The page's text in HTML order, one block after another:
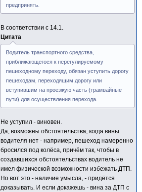
предпринять.
В соответствии с 14.1.
Цитата
Водитель транспортного средства,
приближающегося к нерегулируемому
пешеходному переходу, обязан уступить дорогу
пешеходам, переходящим дорогу или
вступившим на проезжую часть (трамвайные
пути) для осуществления перехода.
Не уступил - виновен.
Да, возможны обстоятельства, когда вины
водителя нет - например, пешеход намеренно
бросился под колёса, причём так, чтобы в
создавшихся обстоятельствах водитель не
имел физической возможности избежать ДТП.
Но вот это - наличие умысла, - придётся
доказывать. И если докажешь - вина за ДТП с